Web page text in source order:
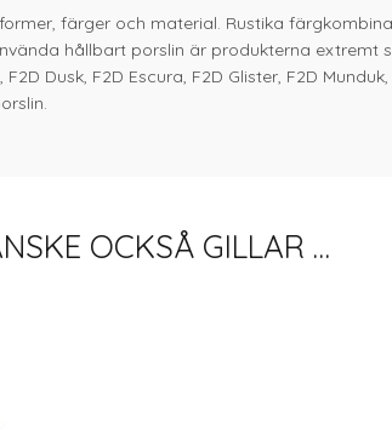
färger och material. Rustika
hållbart porslin är produkterna extremt
Dusk, F2D Escura, F2D Glister, F2D
OCKSÅ GILLAR …